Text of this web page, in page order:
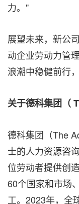
力。"
展望未来，新公
动企业劳动力管
浪潮中稳健前行
关于德科集团（
德科集团（The
士的人力资源咨
位劳动者提供创
60个国家和市场
工。2023年，全